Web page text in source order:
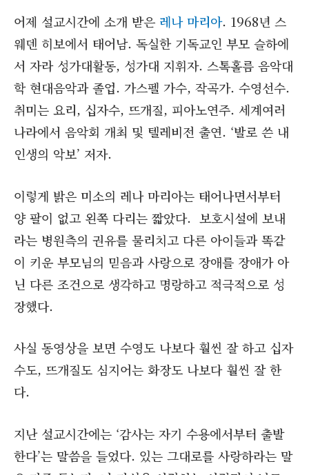
어제 설교시간에 소개 받은 레나 마리아. 1968년 스
웨덴 히보에서 태어남. 독실한 기독교인 부모 슬하에
서 자라 성가대활동, 성가대 지휘자. 스톡홀름 음악대
학 현대음악과 졸업. 가스펠 가수, 작곡가. 수영선수.
취미는 요리, 십자수, 뜨개질, 피아노연주. 세계여러
나라에서 음악회 개최 및 텔레비전 출연. ‘발로 쓴 내
인생의 악보’ 저자.
이렇게 밝은 미소의 레나 마리아는 태어나면서부터
양 팔이 없고 왼쪽 다리는 짧았다. 보호시설에 보내
라는 병원측의 권유를 물리치고 다른 아이들과 똑같
이 키운 부모님의 믿음과 사랑으로 장애를 장애가 아
닌 다른 조건으로 생각하고 명랑하고 적극적으로 성
장했다.
사실 동영상을 보면 수영도 나보다 훨씬 잘 하고 십자
수도, 뜨개질도 심지어는 화장도 나보다 훨씬 잘 한
다.
지난 설교시간에는 ‘감사는 자기 수용에서부터 출발
한다’는 말씀을 들었다. 있는 그대로를 사랑하라는 말